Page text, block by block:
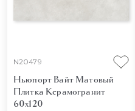
N20479
Ньюпорт Вайт Матовый
Плитка Керамогранит
60x120